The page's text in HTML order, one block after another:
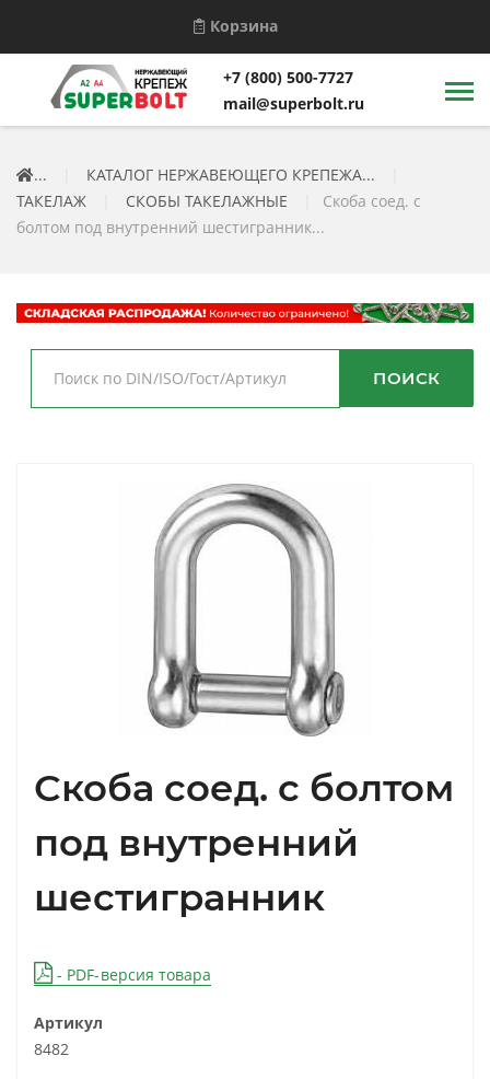
Корзина
+7 (800) 500-7727
mail@superbolt.ru
... КАТАЛОГ НЕРЖАВЕЮЩЕГО КРЕПЕЖА...
ТАКЕЛАЖ
СКОБЫ ТАКЕЛАЖНЫЕ
Скоба соед. с
болтом под внутренний шестигранник...
ПОИСК
Скоба соед. с болтом
под внутренний
шестигранник
- PDF-версия товара
Артикул
8482